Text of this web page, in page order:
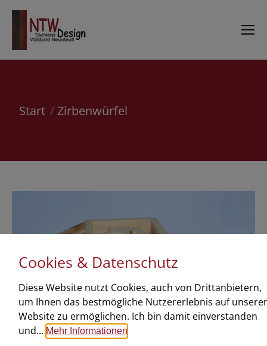
Sie befinden sich hier:
Start Zirbenwürfel
Cookies & Datenschutz
Diese Website nutzt Cookies, auch von Drittanbietern,
um Ihnen das bestmögliche Nutzererlebnis auf unserer
Website zu ermöglichen. Ich bin damit einverstanden
und... Mehr Informationen